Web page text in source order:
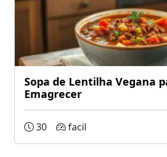
Sopa de Lentilha Vegana
Emagrecer
30 facil